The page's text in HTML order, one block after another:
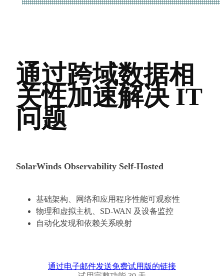
通过跨域数据相
关性加速解决 IT
问题
SolarWinds Observability Self-Hosted
基础架构、网络和应用程序性能可观察性
物理和虚拟主机、SD-WAN 及设备监控
自动化发现和依赖关系映射
通过电子邮件发送免费试用版的链接